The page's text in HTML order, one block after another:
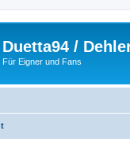
Duetta94 /
Für Eigner und Fans